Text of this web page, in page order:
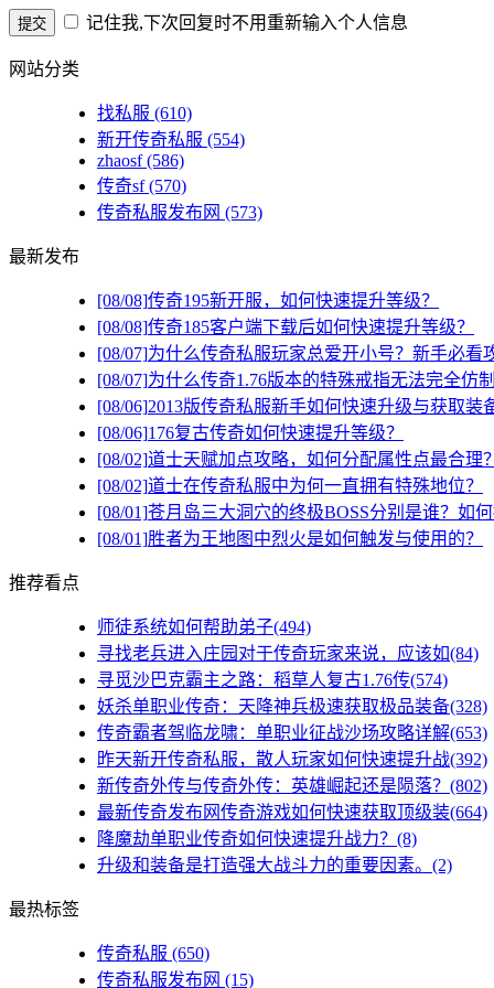
记住我,下次回复时不用重新输入个人信息
网站分类
找私服 (610)
新开传奇私服 (554)
zhaosf(586)
传奇sf(570)
传奇私服发布网 (573)
最新发布
[08/08]传奇195新开服，如何快速提升等级？
[08/08]传奇185客户端下载后如何快速提升等级？
[08/07]为什么传奇私服玩家总爱开小号？新手必看
[08/07]为什么传奇1.76版本的特殊戒指无法完全仿制
[08/06]2013版传奇私服新手如何快速升级与获取装
[08/06]176复古传奇如何快速提升等级？
[08/02]道士天赋加点攻略，如何分配属性点最合理？
[08/02]道士在传奇私服中为何一直拥有特殊地位？
[08/01]苍月岛三大洞穴的终极BOSS分别是谁？如何
[08/01]胜者为王地图中烈火是如何触发与使用的？
推荐看点
师徒系统如何帮助弟子(494)
寻找老兵进入庄园对于传奇玩家来说，应该如(84)
寻觅沙巴克霸主之路：稻草人复古1.76传(574)
妖杀单职业传奇：天降神兵极速获取极品装备(328)
传奇霸者驾临龙啸：单职业征战沙场攻略详解(653)
昨天新开传奇私服，散人玩家如何快速提升战(392)
新传奇外传与传奇外传：英雄崛起还是陨落？(802)
最新传奇发布网传奇游戏如何快速获取顶级装(664)
降魔劫单职业传奇如何快速提升战力？(8)
升级和装备是打造强大战斗力的重要因素。(2)
最热标签
传奇私服 (650)
传奇私服发布网 (15)